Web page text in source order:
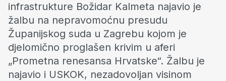
infrastrukture Božidar Kalmeta najavio je
žalbu na nepravomoćnu presudu
Županijskog suda u Zagrebu kojom je
djelomično proglašen krivim u aferi
„Prometna renesansa Hrvatske“. Žalbu je
najavio i USKOK, nezadovoljan visinom